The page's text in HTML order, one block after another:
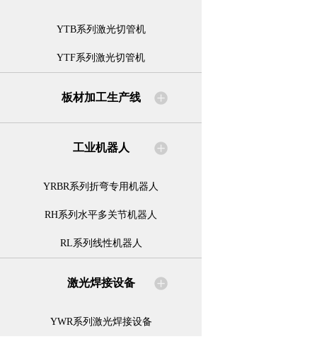
YTB系列激光切管机
YTF系列激光切管机
板材加工生产线
工业机器人
YRBR系列折弯专用机器人
RH系列水平多关节机器人
RL系列线性机器人
激光焊接设备
YWR系列激光焊接设备